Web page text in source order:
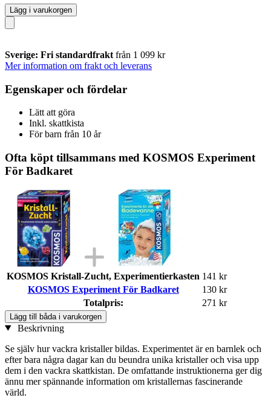
Lägg i varukorgen
Sverige: Fri standardfrakt från 1 099 kr
Mer information om frakt och leverans
Egenskaper och fördelar
Lätt att göra
Inkl. skattkista
För barn från 10 år
Ofta köpt tillsammans med KOSMOS Experiment
För Badkaret
KOSMOS Kristall-Zucht, Experimentierkasten 141 kr
KOSMOS Experiment För Badkaret
130 kr
Totalpris:
271 kr
Lägg till båda i varukorgen
Beskrivning
Se själv hur vackra kristaller bildas. Experimentet är en barnlek och
efter bara några dagar kan du beundra unika kristaller och visa upp
dem i den vackra skattkistan. De omfattande instruktionerna ger dig
ännu mer spännande information om kristallernas fascinerande
värld.